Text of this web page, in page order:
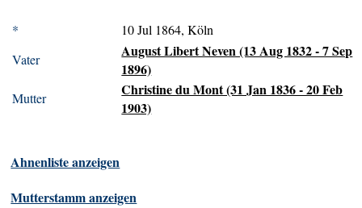
*
10 Jul 1864, Köln
Vater
August Libert Neven (13 Aug 1832 - 7 Sep
1896)
Mutter
Christine du Mont (31 Jan 1836 - 20 Feb
1903)
Ahnenliste anzeigen
Mutterstamm anzeigen